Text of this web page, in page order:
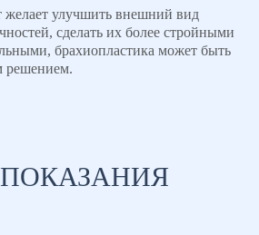
желает улучшить внешний вид
сделать их более стройными
брахиопластика может быть
решением.